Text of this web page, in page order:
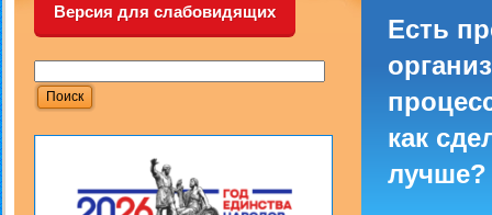
Версия для слабовидящих
Есть
как
лучше?